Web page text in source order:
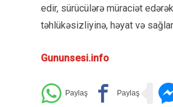
edir, sürücülərə müraciət
təhlükəsizliyinə, həyat və
Gununsesi.info